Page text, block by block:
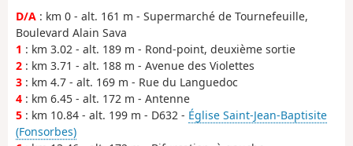
D/A : km 0 - alt. 161 m - Supermarché de Tournefeuille,
Boulevard Alain Sava
1 : km 3.02 - alt. 189 m - Rond-point, deuxième sortie
2 : km 3.71 - alt. 188 m - Avenue des Violettes
3 : km 4.7 - alt. 169 m - Rue du Languedoc
4 : km 6.45 - alt. 172 m - Antenne
5 : km 10.84 - alt. 199 m - D632 - Église Saint-Jean-Baptisite
(Fonsorbes)